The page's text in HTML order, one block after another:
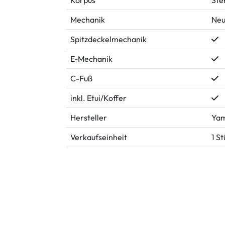
Mechanik
Spitzdeckelmechanik
E-Mechanik
C-Fuß
inkl. Etui/Koffer
Hersteller
Verkaufseinheit
1